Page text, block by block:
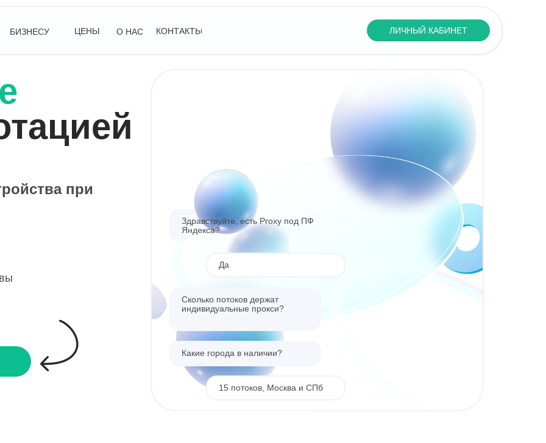
ЛИЧНЫЙ КАБИНЕТ
БИЗНЕСУ ЦЕНЫ О НАС КОНТАКТЫ
Здравствуйте, есть Proxy под ПФ
Яндекса?
Да
Сколько потоков держат
индивидуальные прокси?
Какие города в наличии?
15 потоков, Москва и СПб
при